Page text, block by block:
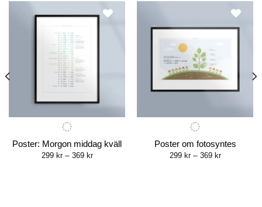
Poster: Morgon middag kväll
299 kr – 369 krPrice
Poster om fotosyntes
299 kr – 369 krPrice